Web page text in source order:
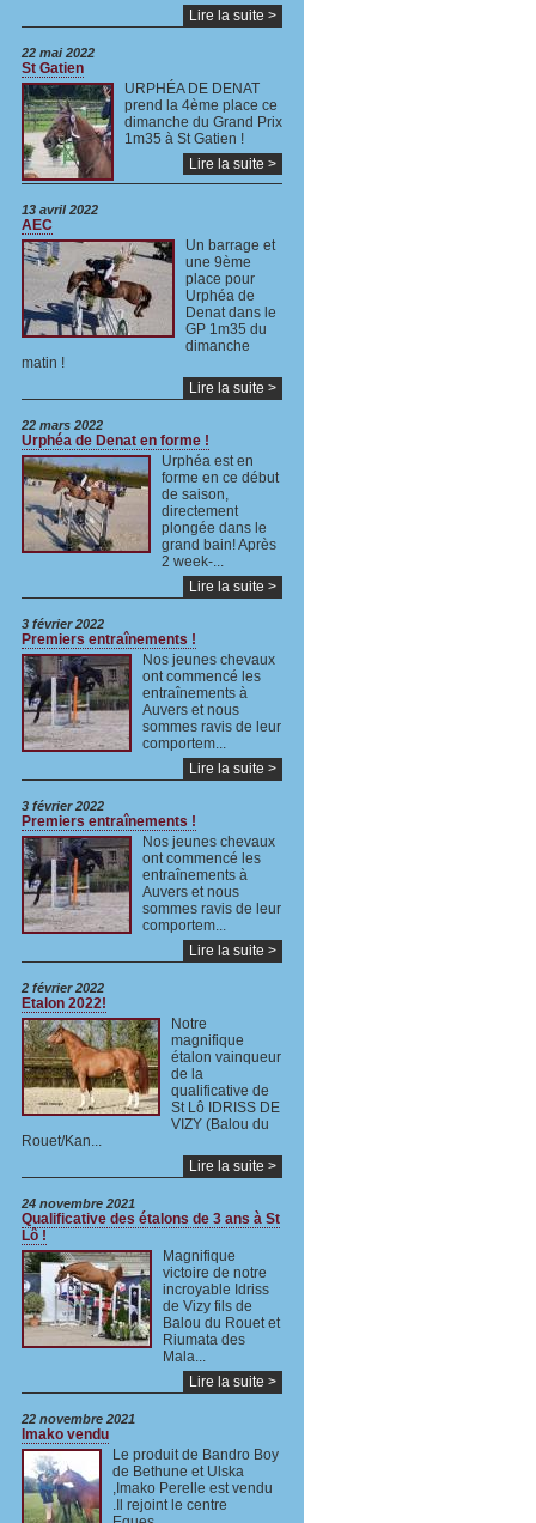
Lire la suite >
22 mai 2022
St Gatien
URPHÉA DE DENAT
prend la 4ème place ce
dimanche du Grand Prix
1m35 à St Gatien !
Lire la suite >
13 avril 2022
AEC
Un barrage et
une 9ème
place pour
Urphéa de
Denat dans le
GP 1m35 du
dimanche
matin !
Lire la suite >
22 mars 2022
Urphéa de Denat en forme !
Urphéa est en
forme en ce début
de saison,
directement
plongée dans le
grand bain! Après
2 week-...
Lire la suite >
3 février 2022
Premiers entraînements !
Nos jeunes chevaux
ont commencé les
entraînements à
Auvers et nous
sommes ravis de leur
comportem...
Lire la suite >
3 février 2022
Premiers entraînements !
Nos jeunes chevaux
ont commencé les
entraînements à
Auvers et nous
sommes ravis de leur
comportem...
Lire la suite >
2 février 2022
Etalon 2022!
Notre
magnifique
étalon vainqueur
de la
qualificative de
St Lô IDRISS DE
VIZY (Balou du
Rouet/Kan...
Lire la suite >
24 novembre 2021
Qualificative des étalons de 3 ans à St
Lô !
Magnifique
victoire de notre
incroyable Idriss
de Vizy fils de
Balou du Rouet et
Riumata des
Mala...
Lire la suite >
22 novembre 2021
Imako vendu
Le produit de Bandro Boy
de Bethune et Ulska
,Imako Perelle est vendu
.Il rejoint le centre